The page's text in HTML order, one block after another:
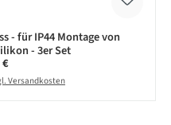
- für IP44 Montage von
- 3er Set
Preis:
Versandkosten